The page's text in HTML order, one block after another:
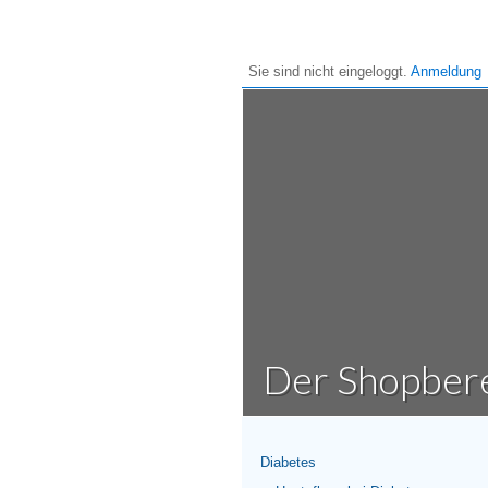
Sie sind nicht eingeloggt. Anmeldung
Das
Die Blueline-
Die Style &
Tattoo &
Der
Der
Diabetes